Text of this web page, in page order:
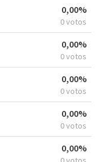
0,00%
0 votos
0,00%
0 votos
0,00%
0 votos
0,00%
0 votos
0,00%